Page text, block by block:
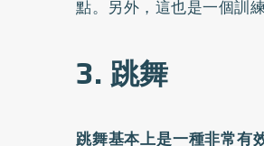
點。另外，這也是一個訓
3. 跳舞
跳舞基本上是一種非常有